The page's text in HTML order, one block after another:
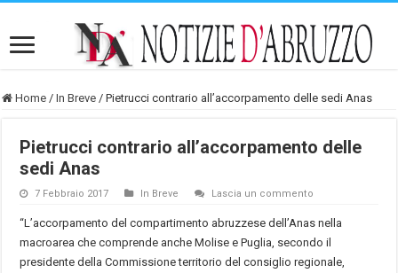
Home / In Breve / Pietrucci contrario all’accorpamento delle sedi Anas
Pietrucci contrario all’accorpamento delle
sedi Anas
7 Febbraio 2017 In Breve Lascia un commento
“L’accorpamento del compartimento abruzzese dell’Anas nella
macroarea che comprende anche Molise e Puglia, secondo il
presidente della Commissione territorio del consiglio regionale,